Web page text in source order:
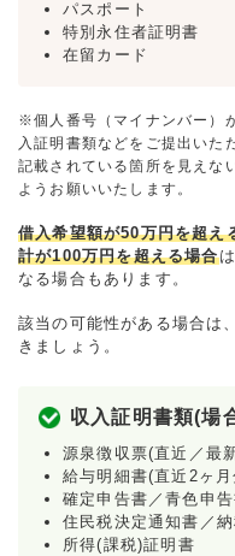
パスポート
特別永住者証明書
在留カード
※個人番号（マイナンバー）
入証明書類などをご提出いた
記載されている箇所を見えな
ようお願いいたします。
借入希望額が50万円を超え
計が100万円を超える場合
なる場合もあります。
該当の可能性がある場合は
きましょう。
収入証明書類(場
源泉徴収票(直近／最
給与明細書(直近2ヶ月
確定申告書／青色申
住民税決定通知書／
所得(課税)証明書